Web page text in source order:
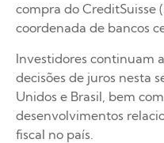
compra do CreditSuisse
coordenada de bancos
Investidores continuam
decisões de juros nesta
Unidos e Brasil, bem
desenvolvimentos
fiscal no país.